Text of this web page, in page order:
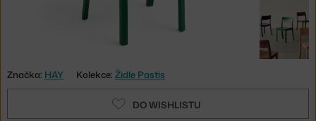
Značka: HAY Kolekce: Židle Pastis
DO WISHLISTU